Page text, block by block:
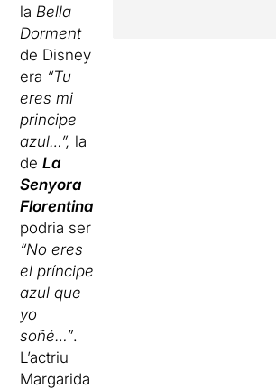
la Bella
Dorment
de Disney
era “Tu
eres mi
principe
azul…”, la
deLa
Senyora
Florentina
podria ser
“No eres
el príncipe
azul que
yo
soñé…”.
L’actriu
Margarida